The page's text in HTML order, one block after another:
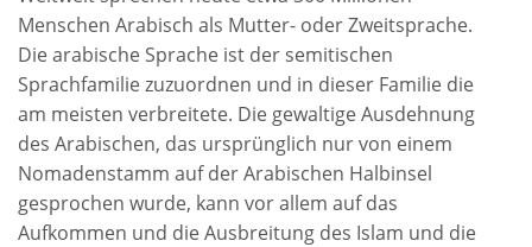
Menschen Arabisch als Mutter- oder Zweitsprache.
Die arabische Sprache ist der semitischen
Sprachfamilie zuzuordnen und in dieser Familie die
am meisten verbreitete. Die gewaltige Ausdehnung
des Arabischen, das ursprünglich nur von einem
Nomadenstamm auf der Arabischen Halbinsel
gesprochen wurde, kann vor allem auf das
Aufkommen und die Ausbreitung des Islam und die